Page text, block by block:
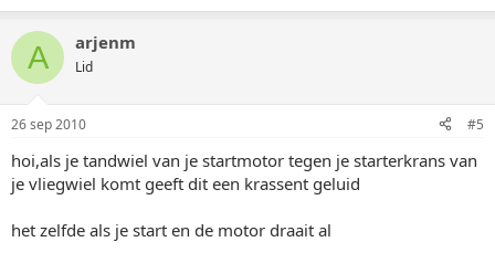
A arjenm
Lid
26 sep 2010 #5
hoi,als je tandwiel van je startmotor tegen je starterkrans van
je vliegwiel komt geeft dit een krassent geluid
het zelfde als je start en de motor draait al